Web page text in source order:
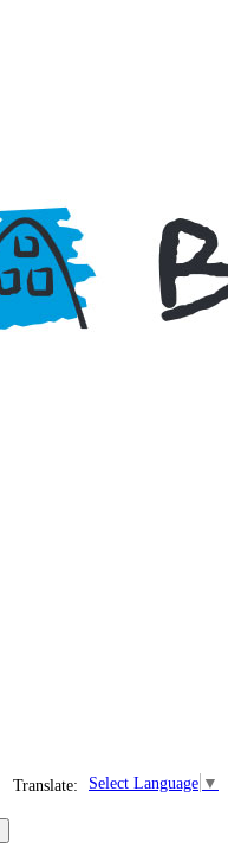
Select Language ▼
Translate: